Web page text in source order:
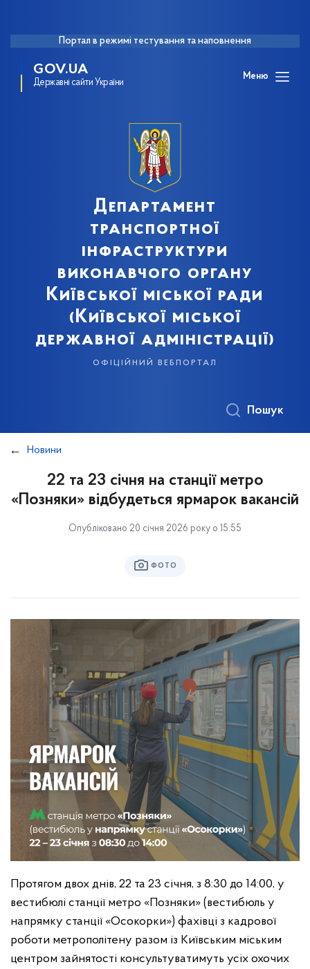
Портал в режимі тестування та наповнення
GOV.UA
Державні сайти України
Меню
Департамент
транспортної
інфраструктури
виконавчого органу
Київської міської ради
(Київської міської
державної адміністрації)
офіційний вебпортал
Пошук
Новини
22 та 23 січня на станції метро
«Позняки» відбудеться ярмарок вакансій
Опубліковано 20 січня 2026 року о 15:55
ФОТО
Протягом двох днів, 22 та 23 січня, з 8:30 до 14:00, у
вестибюлі станції метро «Позняки» (вестибюль у
напрямку станції «Осокорки») фахівці з кадрової
роботи метрополітену разом із Київським міським
центром зайнятості консультуватимуть усіх охочих